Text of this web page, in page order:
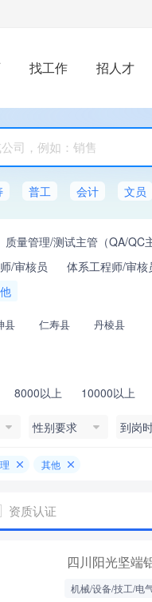
找工作 招人才
普工 会计 文员
质量管理/测试主管（QA/QC
/审核员 体系工程师/审核
县 仁寿县 丹棱县
8000以上 10000以上
性别要求 到岗
其他
资质认证
四川阳光坚端
机械/设备/技工/电